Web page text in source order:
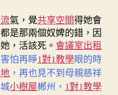
氣，覺共享空間得她會
是那兩個奴婢的錯，因
，活該死。 會議室出租
怕再睜1對1教學眼的時
，再也見不到母親慈祥
小樹屋郴州， 1對1教學